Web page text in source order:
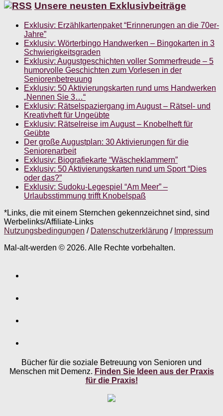
Unsere neusten Exklusivbeiträge
Exklusiv: Erzählkartenpaket “Erinnerungen an die 70er-
Jahre”
Exklusiv: Wörterbingo Handwerken – Bingokarten in 3
Schwierigkeitsgraden
Exklusiv: Augustgeschichten voller Sommerfreude – 5
humorvolle Geschichten zum Vorlesen in der
Seniorenbetreuung
Exklusiv: 50 Aktivierungskarten rund ums Handwerken
„Nennen Sie 3…“
Exklusiv: Rätselspaziergang im August – Rätsel- und
Kreativheft für Ungeübte
Exklusiv: Rätselreise im August – Knobelheft für
Geübte
Der große Augustplan: 30 Aktivierungen für die
Seniorenarbeit
Exklusiv: Biografiekarte “Wäscheklammern”
Exklusiv: 50 Aktivierungskarten rund um Sport “Dies
oder das?”
Exklusiv: Sudoku-Legespiel “Am Meer” –
Urlaubsstimmung trifft Knobelspaß
*Links, die mit einem Sternchen gekennzeichnet sind, sind
Werbelinks/Affiliate-Links
Nutzungsbedingungen / Datenschutzerklärung / Impressum
Mal-alt-werden © 2026. Alle Rechte vorbehalten.
Bücher für die soziale Betreuung von Senioren und
Menschen mit Demenz. Finden Sie Ideen aus der Praxis
für die Praxis!